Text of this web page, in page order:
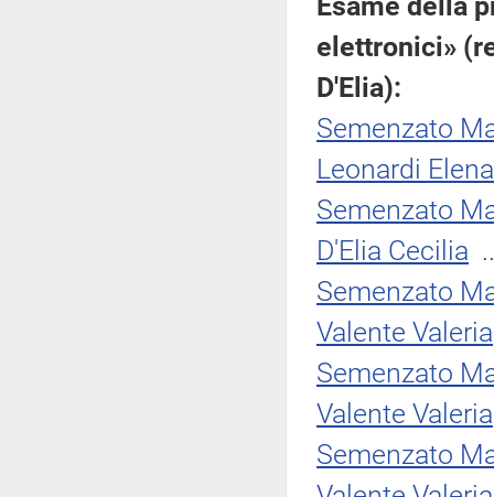
elettronici»
D'Elia):
Semenzato
Leonardi Elena
Semenzato
D'Elia Cecilia
Semenzato
Valente Valeria
Semenzato
Valente Valeria
Semenzato